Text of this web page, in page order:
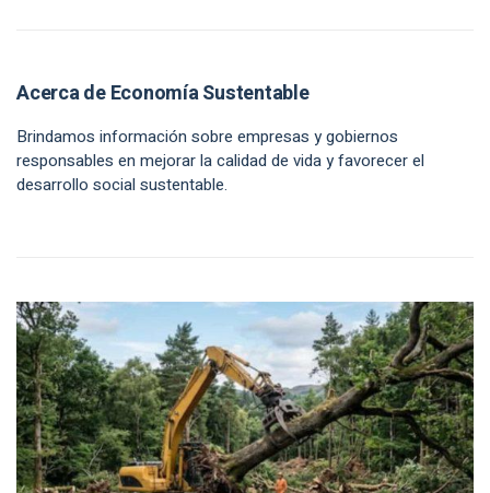
Acerca de Economía Sustentable
Brindamos información sobre empresas y gobiernos
responsables en mejorar la calidad de vida y favorecer el
desarrollo social sustentable.